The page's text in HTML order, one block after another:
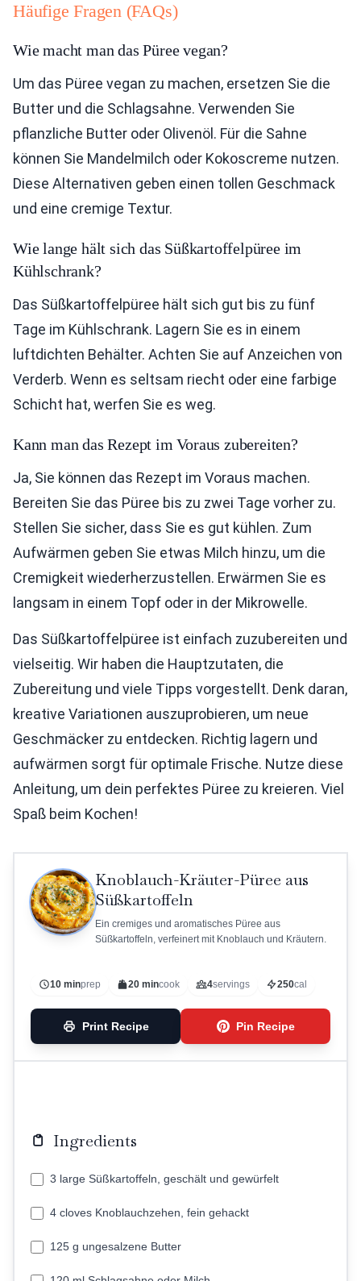
Häufige Fragen (FAQs)
Wie macht man das Püree vegan?
Um das Püree vegan zu machen, ersetzen Sie die
Butter und die Schlagsahne. Verwenden Sie
pflanzliche Butter oder Olivenöl. Für die Sahne
können Sie Mandelmilch oder Kokoscreme nutzen.
Diese Alternativen geben einen tollen Geschmack
und eine cremige Textur.
Wie lange hält sich das Süßkartoffelpüree im
Kühlschrank?
Das Süßkartoffelpüree hält sich gut bis zu fünf
Tage im Kühlschrank. Lagern Sie es in einem
luftdichten Behälter. Achten Sie auf Anzeichen von
Verderb. Wenn es seltsam riecht oder eine farbige
Schicht hat, werfen Sie es weg.
Kann man das Rezept im Voraus zubereiten?
Ja, Sie können das Rezept im Voraus machen.
Bereiten Sie das Püree bis zu zwei Tage vorher zu.
Stellen Sie sicher, dass Sie es gut kühlen. Zum
Aufwärmen geben Sie etwas Milch hinzu, um die
Cremigkeit wiederherzustellen. Erwärmen Sie es
langsam in einem Topf oder in der Mikrowelle.
Das Süßkartoffelpüree ist einfach zuzubereiten und
vielseitig. Wir haben die Hauptzutaten, die
Zubereitung und viele Tipps vorgestellt. Denk daran,
kreative Variationen auszuprobieren, um neue
Geschmäcker zu entdecken. Richtig lagern und
aufwärmen sorgt für optimale Frische. Nutze diese
Anleitung, um dein perfektes Püree zu kreieren. Viel
Spaß beim Kochen!
Knoblauch-Kräuter-Püree aus
Süßkartoffeln
Ein cremiges und aromatisches Püree aus
Süßkartoffeln, verfeinert mit Knoblauch und Kräutern.
10 minprep 20 mincook 4servings 250cal
Print Recipe Pin Recipe
Ingredients
3 large Süßkartoffeln, geschält und gewürfelt
4 cloves Knoblauchzehen, fein gehackt
125 g ungesalzene Butter